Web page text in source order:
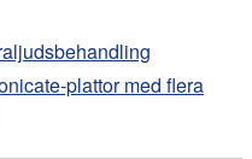
plattor med flera